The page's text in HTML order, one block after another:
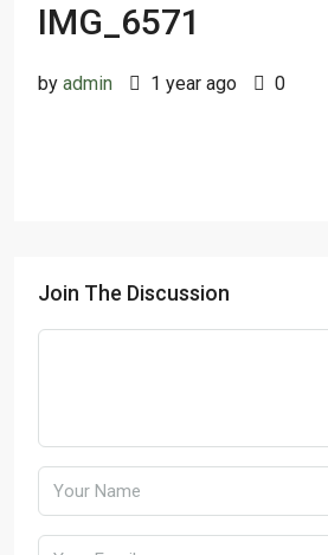
IMG_6571
by admin 1 year ago 0
Join The Discussion